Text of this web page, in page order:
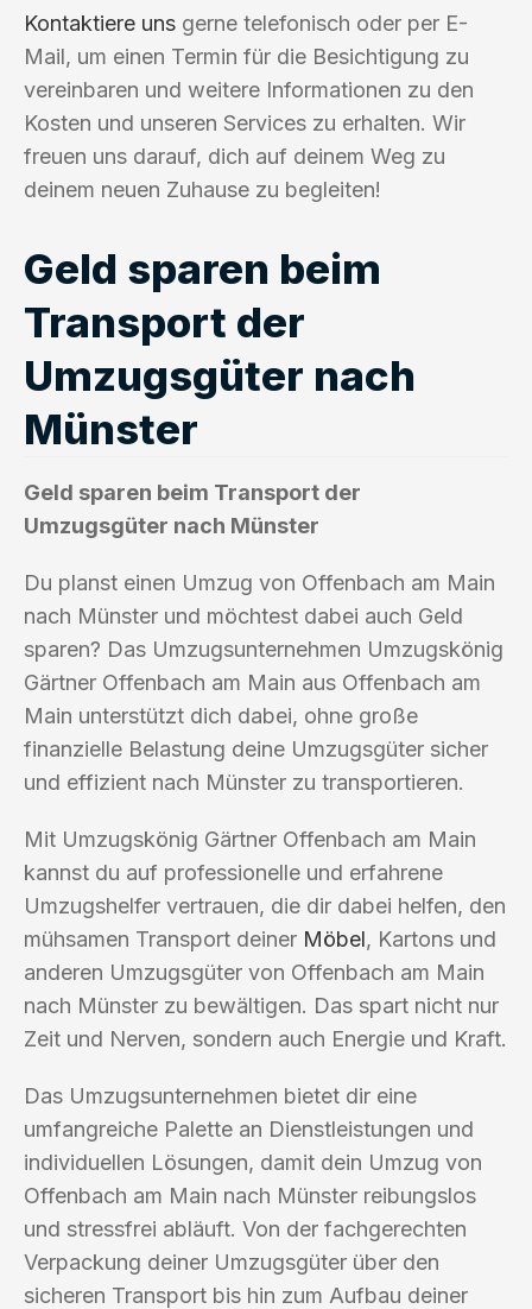
Kontaktiere uns gerne telefonisch oder per E-
Mail, um einen Termin für die Besichtigung zu
vereinbaren und weitere Informationen zu den
Kosten und unseren Services zu erhalten. Wir
freuen uns darauf, dich auf deinem Weg zu
deinem neuen Zuhause zu begleiten!
Geld sparen beim
Transport der
Umzugsgüter nach
Münster
Geld sparen beim Transport der
Umzugsgüter nach Münster
Du planst einen Umzug von Offenbach am Main
nach Münster und möchtest dabei auch Geld
sparen? Das Umzugsunternehmen Umzugskönig
Gärtner Offenbach am Main aus Offenbach am
Main unterstützt dich dabei, ohne große
finanzielle Belastung deine Umzugsgüter sicher
und effizient nach Münster zu transportieren.
Mit Umzugskönig Gärtner Offenbach am Main
kannst du auf professionelle und erfahrene
Umzugshelfer vertrauen, die dir dabei helfen, den
mühsamen Transport deiner Möbel, Kartons und
anderen Umzugsgüter von Offenbach am Main
nach Münster zu bewältigen. Das spart nicht nur
Zeit und Nerven, sondern auch Energie und Kraft.
Das Umzugsunternehmen bietet dir eine
umfangreiche Palette an Dienstleistungen und
individuellen Lösungen, damit dein Umzug von
Offenbach am Main nach Münster reibungslos
und stressfrei abläuft. Von der fachgerechten
Verpackung deiner Umzugsgüter über den
sicheren Transport bis hin zum Aufbau deiner